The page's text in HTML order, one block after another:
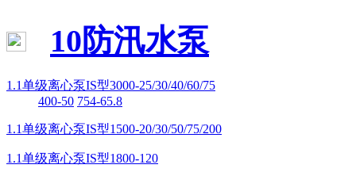
10防汛水泵
1.1单级离心泵IS型3000-25/30/40/60/75
400-50 754-65.8
1.1单级离心泵IS型1500-20/30/50/75/200
1.1单级离心泵IS型1800-120